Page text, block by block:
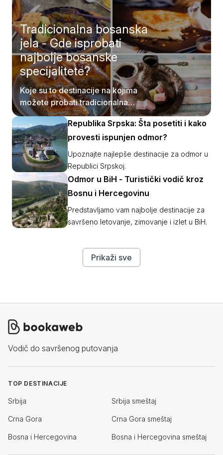
Tradicionalna bosanska
jela - Gde isprobati
najbolje bosanske
specijalitete?
Koje su to destinacije na kojima
možete probati tradicionalna
bosanska jela?
Republika Srpska: Šta posetiti i kako
provesti ispunjen odmor?
Upoznajte najlepše destinacije za odmor u
Republici Srpskoj.
Odmor u BiH - Turistički vodič kroz
Bosnu i Hercegovinu
Predstavljamo vam najbolje destinacije za
savršeno letovanje, zimovanje i izlet u BiH.
Prikaži sve
Vodič do savršenog putovanja
TOP DESTINACIJE
Srbija Srbija smeštaj
Crna Gora Crna Gora smeštaj
Bosna i Hercegovina Bosna i Hercegovina smeštaj